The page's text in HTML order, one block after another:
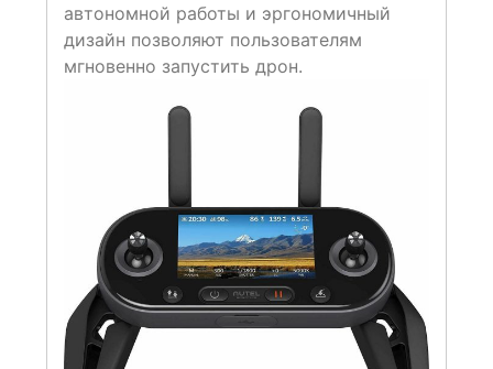
автономной работы и эргономичный
дизайн позволяют пользователям
мгновенно запустить дрон.